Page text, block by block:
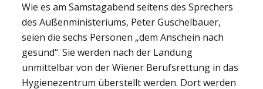
Wie es am Samstagabend seitens des Sprechers
des Außenministeriums, Peter Guschelbauer,
seien die sechs Personen „dem Anschein nach
gesund“. Sie werden nach der Landung
unmittelbar von der Wiener Berufsrettung in das
Hygienezentrum überstellt werden. Dort werden